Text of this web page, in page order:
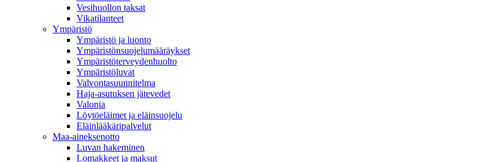
Vesihuollon taksat
Vikatilanteet
Ympäristö
Ympäristö ja luonto
Ympäristönsuojelumääräykset
Ympäristöterveydenhuolto
Ympäristöluvat
Valvontasuunnitelma
Haja-asutuksen jätevedet
Valonia
Löytöeläimet ja eläinsuojelu
Eläinlääkäripalvelut
Maa-aineksenotto
Luvan hakeminen
Lomakkeet ja maksut